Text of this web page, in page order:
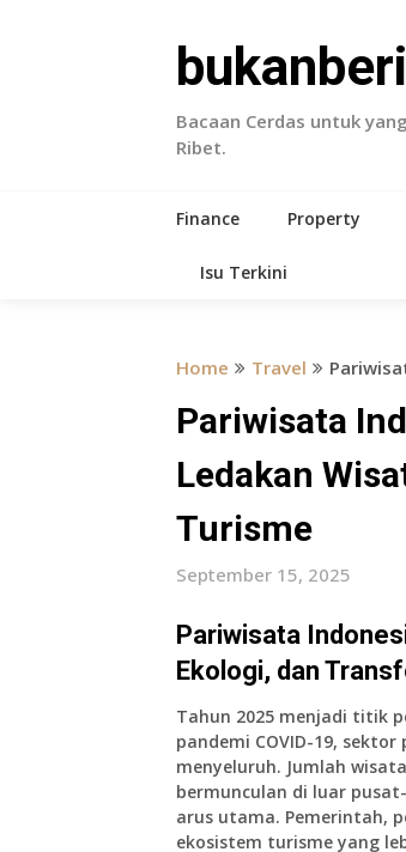
Bacaan Cerdas untuk
Ribet.
Finance Property
Isu Terkini
Home Travel
Pariwisata
Ledakan
Turisme
September 15, 2025
Pariwisata
Ekologi, dan
Tahun 2025 menjadi titik
pandemi COVID-19,
menyeluruh. Jumlah
bermunculan di luar
arus utama. Pemerintah,
ekosistem turisme yang